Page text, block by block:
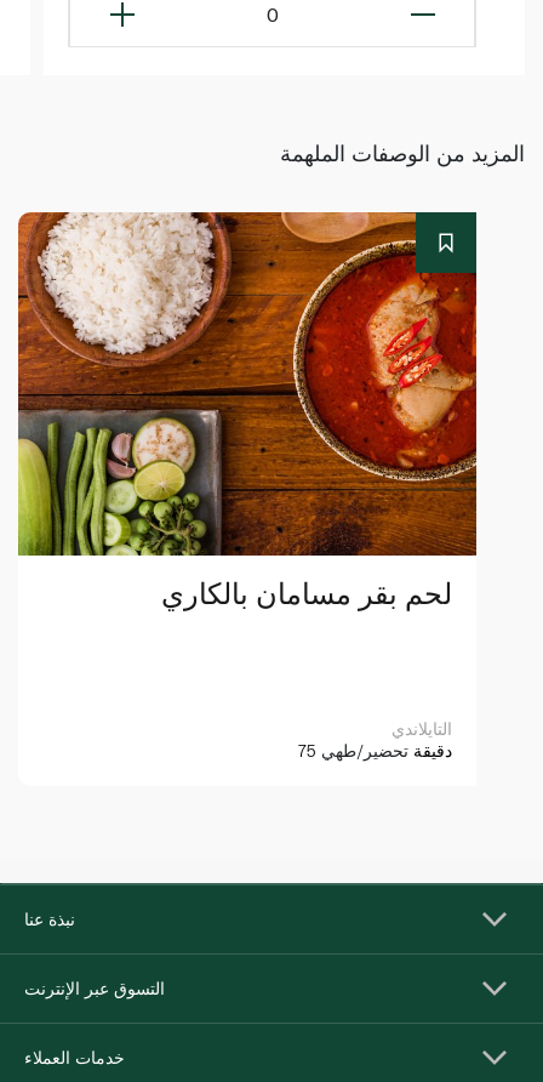
0
المزيد من الوصفات الملهمة
لحم بقر مسامان بالكاري
التايلاندي
75 دقيقة تحضير/طهي
نبذة عنا
التسوق عبر الإنترنت
خدمات العملاء